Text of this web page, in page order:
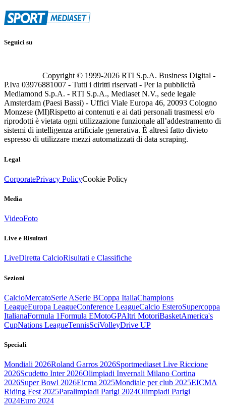
Seguici su
Copyright © 1999-2026 RTI S.p.A. Business Digital -
P.Iva 03976881007 - Tutti i diritti riservati - Per la pubblicità
Mediamond S.p.A. - RTI S.p.A., Mediaset N.V., sede legale
Amsterdam (Paesi Bassi) - Uffici Viale Europa 46, 20093 Cologno
Monzese (MI)Rispetto ai contenuti e ai dati personali trasmessi e/o
riprodotti è vietata ogni utilizzazione funzionale all’addestramento di
sistemi di intelligenza artificiale generativa. È altresì fatto divieto
espresso di utilizzare mezzi automatizzati di data scraping.
Legal
CorporatePrivacy PolicyCookie Policy
Media
VideoFoto
Live e Risultati
LiveDiretta CalcioRisultati e Classifiche
Sezioni
CalcioMercatoSerie ASerie BCoppa ItaliaChampions
LeagueEuropa LeagueConference LeagueCalcio EsteroSupercoppa
ItalianaFormula 1Formula EMotoGPAltri MotoriBasketAmerica's
CupNations LeagueTennisSciVolleyDrive UP
Speciali
Mondiali 2026Roland Garros 2026Sportmediaset Live Riccione
2026Scudetto Inter 2026Olimpiadi Invernali Milano Cortina
2026Super Bowl 2026Eicma 2025Mondiale per club 2025EICMA
Riding Fest 2025Paralimpiadi Parigi 2024Olimpiadi Parigi
2024Euro 2024